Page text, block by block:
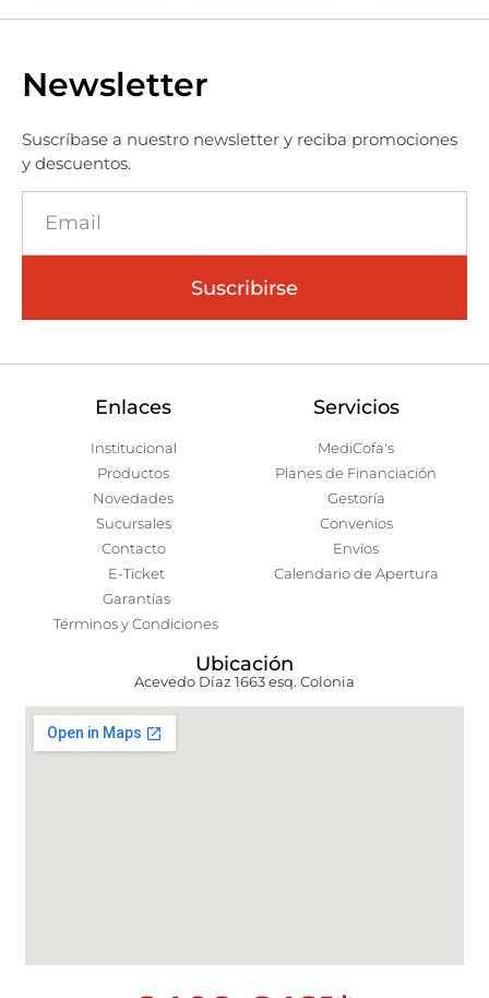
Newsletter
Suscríbase a nuestro newsletter y reciba promociones
y descuentos.
Suscribirse
Enlaces
Institucional
Productos
Novedades
Sucursales
Contacto
E-Ticket
Garantías
Términos y Condiciones
Servicios
MediCofa's
Planes de Financiación
Gestoría
Convenios
Envíos
Calendario de Apertura
Ubicación
Acevedo Díaz 1663 esq. Colonia